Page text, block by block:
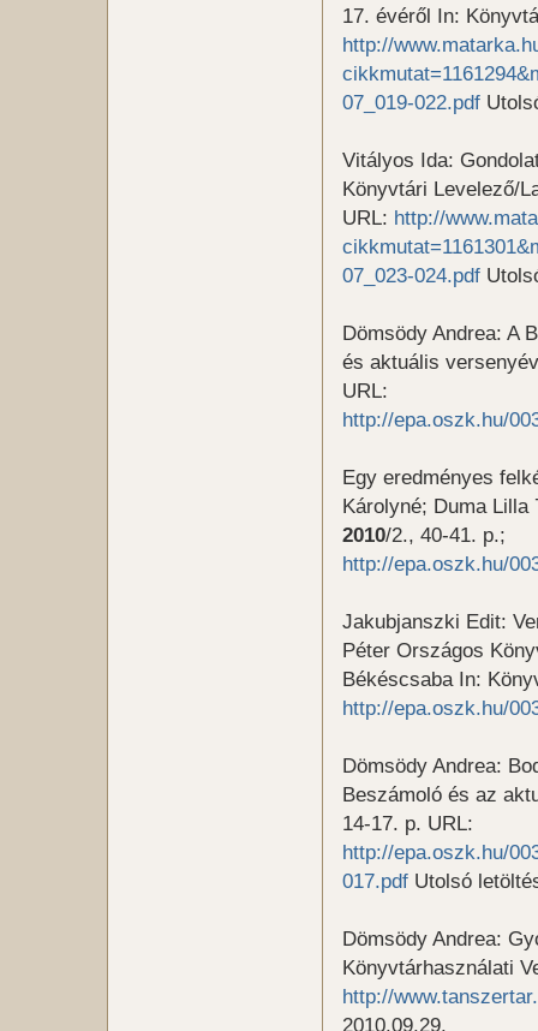
17. évéről In:
http://
07_019-022.pdf
Vitályos Ida:
Könyvtári Levelező/
URL: http://
07_023-024.pdf
Dömsödy Andrea: A
és aktuális
URL:
http://epa.oszk.hu/
Egy eredményes
Károlyné; Duma
2010/2., 40-41. p.;
http://epa.oszk.hu/
Jakubjanszki Edit:
Péter Országos
Békéscsaba In:
http://epa.oszk.hu/
Dömsödy Andrea:
Beszámoló és az
14-17. p. URL:
http://epa.oszk.hu/
017.pdf Utolsó
Dömsödy Andrea:
Könyvtárhasználati
http://
2010.09.29.